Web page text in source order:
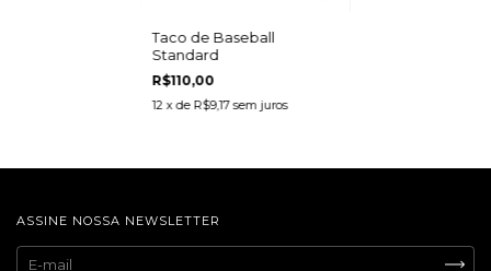
Taco de Baseball
Standard
R$110,00
12 x de R$9,17 sem juros
ASSINE NOSSA NEWSLETTER